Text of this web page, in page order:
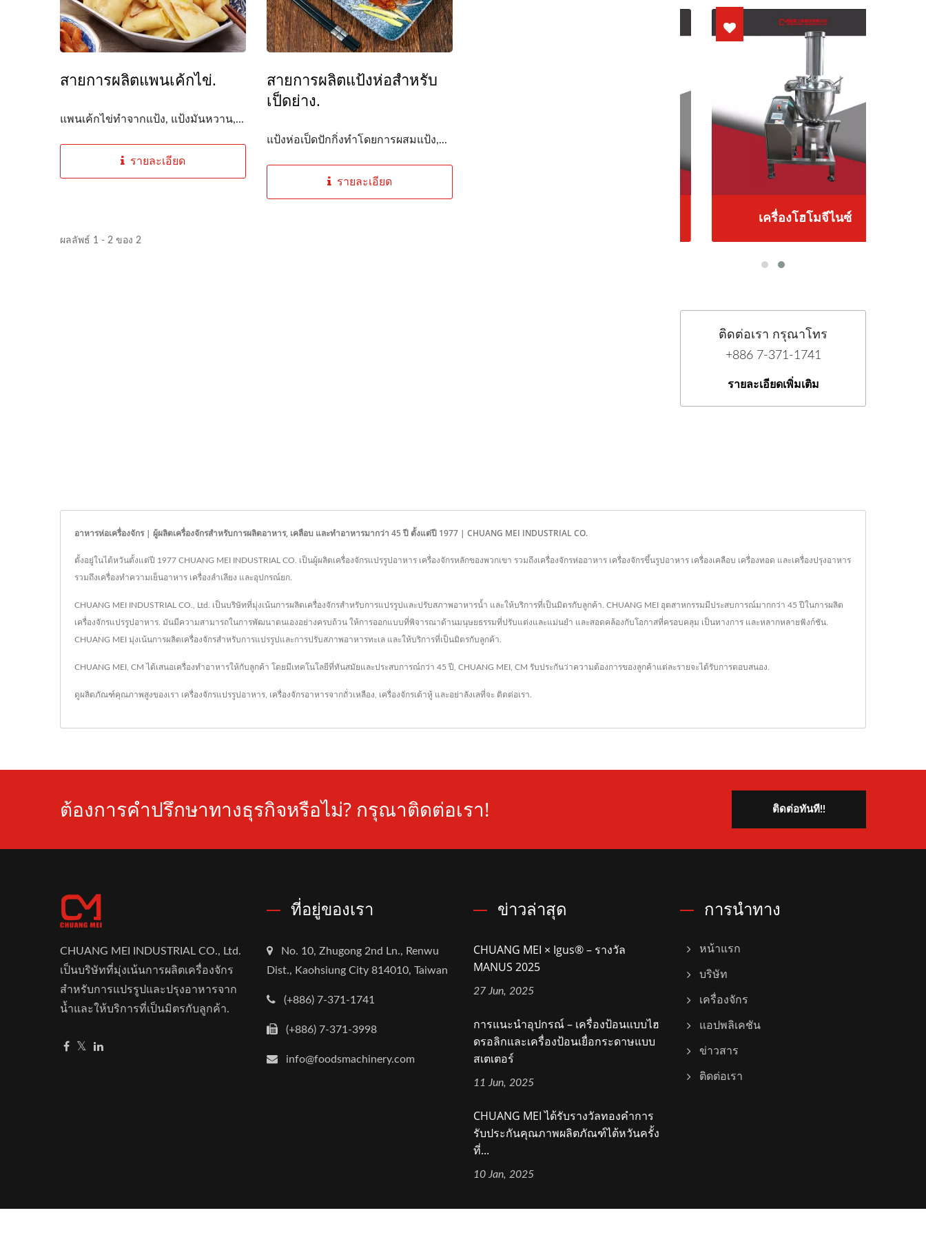
สายการผลิตแพนเค้กไข่.
แพนเค้กไข่ทำจากแป้ง, แป้งมันหวาน,...
รายละเอียด
สายการผลิตแป้งห่อสำหรับ
เป็ดย่าง.
แป้งห่อเป็ดปักกิ่งทำโดยการผสมแป้ง,...
รายละเอียด
ผลลัพธ์ 1 - 2 ของ 2
เครื่องโฮโมจีไนซ์
ติดต่อเรา กรุณาโทร
+886 7-371-1741
รายละเอียดเพิ่มเติม
อาหารห่อเครื่องจักร | ผู้ผลิตเครื่องจักรสำหรับการผลิตอาหาร, เคลือบ และทำอาหารมากว่า 45 ปี ตั้งแต่ปี 1977 | CHUANG MEI INDUSTRIAL CO.
ตั้งอยู่ในไต้หวันตั้งแต่ปี 1977 CHUANG MEI INDUSTRIAL CO. เป็นผู้ผลิตเครื่องจักรแปรรูปอาหาร เครื่องจักรหลักของพวกเขา รวมถึงเครื่องจักรห่ออาหาร เครื่องจักรขึ้นรูปอาหาร เครื่องเคลือบ เครื่องทอด และเครื่องปรุงอาหาร
รวมถึงเครื่องทำความเย็นอาหาร เครื่องลำเลียง และอุปกรณ์ยก.
CHUANG MEI INDUSTRIAL CO., Ltd. เป็นบริษัทที่มุ่งเน้นการผลิตเครื่องจักรสำหรับการแปรรูปและปรับสภาพอาหารน้ำ และให้บริการที่เป็นมิตรกับลูกค้า. CHUANG MEI อุตสาหกรรมมีประสบการณ์มากกว่า 45 ปีในการผลิต
เครื่องจักรแปรรูปอาหาร. มันมีความสามารถในการพัฒนาตนเองอย่างครบถ้วน ให้การออกแบบที่พิจารณาด้านมนุษยธรรมที่ปรับแต่งและแม่นยำ และสอดคล้องกับโอกาสที่ครอบคลุม เป็นทางการ และหลากหลายฟังก์ชัน.
CHUANG MEI มุ่งเน้นการผลิตเครื่องจักรสำหรับการแปรรูปและการปรับสภาพอาหารทะเล และให้บริการที่เป็นมิตรกับลูกค้า.
CHUANG MEI, CM ได้เสนอเครื่องทำอาหารให้กับลูกค้า โดยมีเทคโนโลยีที่ทันสมัยและประสบการณ์กว่า 45 ปี, CHUANG MEI, CM รับประกันว่าความต้องการของลูกค้าแต่ละรายจะได้รับการตอบสนอง.
ดูผลิตภัณฑ์คุณภาพสูงของเรา เครื่องจักรแปรรูปอาหาร เครื่องจักรอาหารจากถั่วเหลือง เครื่องจักรเต้าหู้ และอย่าลังเลที่จะ ติดต่อเรา
ต้องการคำปรึกษาทางธุรกิจหรือไม่? กรุณาติดต่อเรา! ติดต่อทันที!!
CHUANG MEI INDUSTRIAL CO., Ltd.
เป็นบริษัทที่มุ่งเน้นการผลิตเครื่องจักร
สำหรับการแปรรูปและปรุงอาหารจาก
น้ำและให้บริการที่เป็นมิตรกับลูกค้า.
ที่อยู่ของเรา
No. 10, Zhugong 2nd Ln., Renwu
Dist., Kaohsiung City 814010, Taiwan
(+886) 7-371-1741
(+886) 7-371-3998
info@foodsmachinery.com
ข่าวล่าสุด
CHUANG MEI × Igus® – รางวัล
MANUS 2025
27 Jun, 2025
การแนะนำอุปกรณ์ – เครื่องป้อนแบบไฮ
ดรอลิกและเครื่องป้อนเยื่อกระดาษแบบ
สเตเตอร์
11 Jun, 2025
CHUANG MEI ได้รับรางวัลทองคำการ
รับประกันคุณภาพผลิตภัณฑ์ไต้หวันครั้ง
ที่...
10 Jan, 2025
การนำทาง
หน้าแรก
บริษัท
เครื่องจักร
แอปพลิเคชัน
ข่าวสาร
ติดต่อเรา